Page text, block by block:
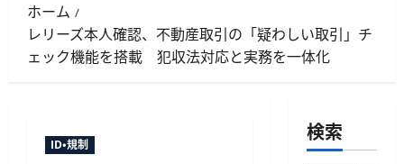
ホーム
レリーズ本人確認、不動産取引の「疑わしい取引」チ
ェック機能を搭載 犯収法対応と実務を一体化
ID・規制
検索